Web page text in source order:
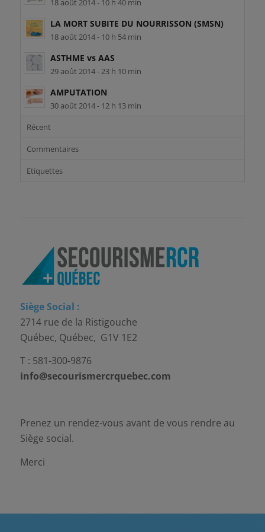
18 août 2014 - 10 h 40 min
LA MORT SUBITE DU NOURRISSON (SMSN)
18 août 2014 - 10 h 54 min
ASTHME vs AAS
29 août 2014 - 23 h 10 min
AMPUTATION
30 août 2014 - 12 h 13 min
Récent
Commentaires
Etiquettes
Siège Social :
2714 rue de la Ristigouche
Québec, Québec, G1V 1E2
T : 581-300-9876
info@secourismercrquebec.com
Prenez un rendez-vous avant de vous rendre au
Siège social.
Merci